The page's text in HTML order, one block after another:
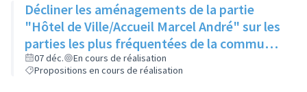
Décliner les aménagements de la partie
"Hôtel de Ville/Accueil Marcel André" sur les
parties les plus fréquentées de la commune
comme la place de la Poste, le parvis des
collèges et lycées...
07 déc.
En cours de réalisation
Propositions en cours de réalisation